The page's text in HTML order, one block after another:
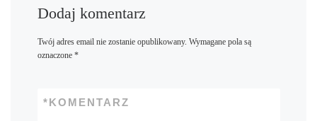
Dodaj komentarz
Twój adres email nie zostanie opublikowany. Wymagane pola są
oznaczone *
KOMENTARZ
*